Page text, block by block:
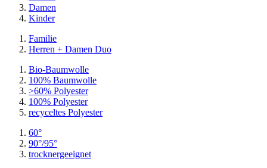
Damen
Kinder
Familie
Herren + Damen Duo
Bio-Baumwolle
100% Baumwolle
>60% Polyester
100% Polyester
recyceltes Polyester
60°
90°/95°
trocknergeeignet